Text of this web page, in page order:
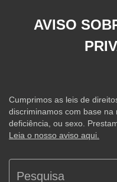
AVISO
Cumprimos as leis de
discriminamos com base na
deficiência, ou sexo.
Leia o nosso aviso aqui.